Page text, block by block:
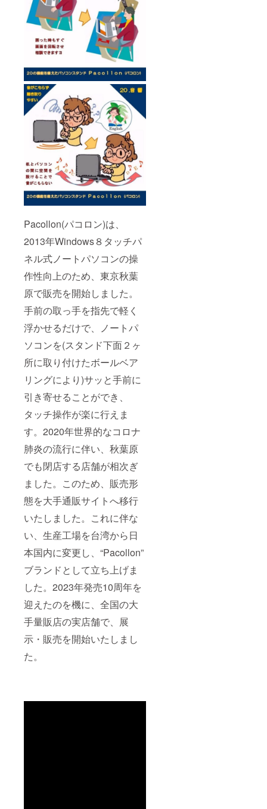
Pacollon(パコロン)は、
2013年Windows８タッチパ
ネル式ノートパソコンの操
作性向上のため、東京秋葉
原で販売を開始しました。
手前の取っ手を指先で軽く
浮かせるだけで、ノートパ
ソコンを(スタンド下面２ヶ
所に取り付けたボールベア
リングにより)サッと手前に
引き寄せることができ、
タッチ操作が楽に行えま
す。2020年世界的なコロナ
肺炎の流行に伴い、秋葉原
でも閉店する店舗が相次ぎ
ました。このため、販売形
態を大手通販サイトへ移行
いたしました。これに伴な
い、生産工場を台湾から日
本国内に変更し、“Pacollon”
ブランドとして立ち上げま
した。2023年発売10周年を
迎えたのを機に、全国の大
手量販店の実店舗で、展
示・販売を開始いたしまし
た。